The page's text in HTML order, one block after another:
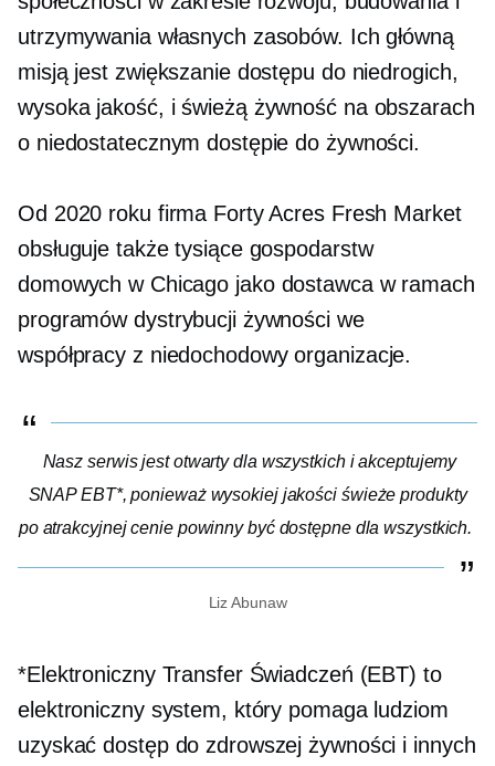
utrzymywania własnych zasobów. Ich główną
misją jest zwiększanie dostępu do niedrogich,
wysoka jakość, i świeżą żywność na obszarach
o niedostatecznym dostępie do żywności.
Od 2020 roku firma Forty Acres Fresh Market
obsługuje także tysiące gospodarstw
domowych w Chicago jako dostawca w ramach
programów dystrybucji żywności we
współpracy z niedochodowyorganizacje.
Nasz serwis jest otwarty dla wszystkich i akceptujemy
SNAP EBT*, ponieważ wysokiej jakości świeże produkty
po atrakcyjnej cenie powinny być dostępne dla wszystkich.
Liz Abunaw
*Elektroniczny Transfer Świadczeń (EBT) to
elektroniczny system, który pomaga ludziom
uzyskać dostęp do zdrowszej żywności i innych